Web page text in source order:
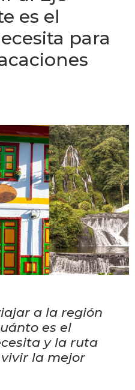
es el
para
a la región
es el
y la ruta
la mejor